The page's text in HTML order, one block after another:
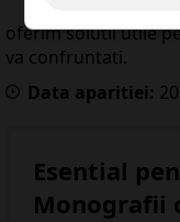
oferim solutii utile
va confruntati.
Data aparitiei: 20
Esential
Monografii